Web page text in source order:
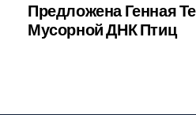
Предложена Генная
Мусорной ДНК Птиц